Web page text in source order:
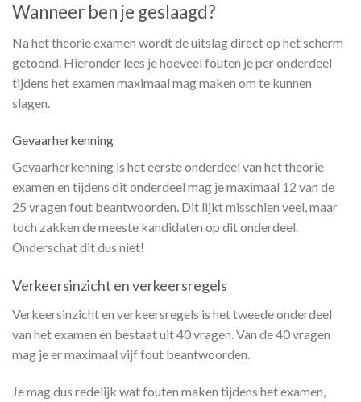
Wanneer ben je geslaagd?
Na het theorie examen wordt de uitslag direct op het scherm
getoond. Hieronder lees je hoeveel fouten je per onderdeel
tijdens het examen maximaal mag maken om te kunnen
slagen.
Gevaarherkenning
Gevaarherkenning is het eerste onderdeel van het theorie
examen en tijdens dit onderdeel mag je maximaal 12 van de
25 vragen fout beantwoorden. Dit lijkt misschien veel, maar
toch zakken de meeste kandidaten op dit onderdeel.
Onderschat dit dus niet!
Verkeersinzicht en verkeersregels
Verkeersinzicht en verkeersregels is het tweede onderdeel
van het examen en bestaat uit 40 vragen. Van de 40 vragen
mag je er maximaal vijf fout beantwoorden.
Je mag dus redelijk wat fouten maken tijdens het examen,